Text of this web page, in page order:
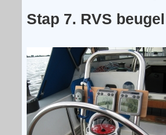
Stap 7. RVS